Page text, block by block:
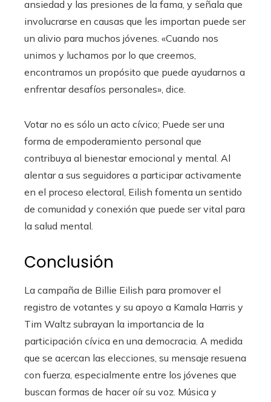
ansiedad y las presiones de la fama, y ​​señala que
involucrarse en causas que les importan puede ser
un alivio para muchos jóvenes. «Cuando nos
unimos y luchamos por lo que creemos,
encontramos un propósito que puede ayudarnos a
enfrentar desafíos personales», dice.
Votar no es sólo un acto cívico; Puede ser una
forma de empoderamiento personal que
contribuya al bienestar emocional y mental. Al
alentar a sus seguidores a participar activamente
en el proceso electoral, Eilish fomenta un sentido
de comunidad y conexión que puede ser vital para
la salud mental.
Conclusión
La campaña de Billie Eilish para promover el
registro de votantes y su apoyo a Kamala Harris y
Tim Waltz subrayan la importancia de la
participación cívica en una democracia. A medida
que se acercan las elecciones, su mensaje resuena
con fuerza, especialmente entre los jóvenes que
buscan formas de hacer oír su voz. Música y